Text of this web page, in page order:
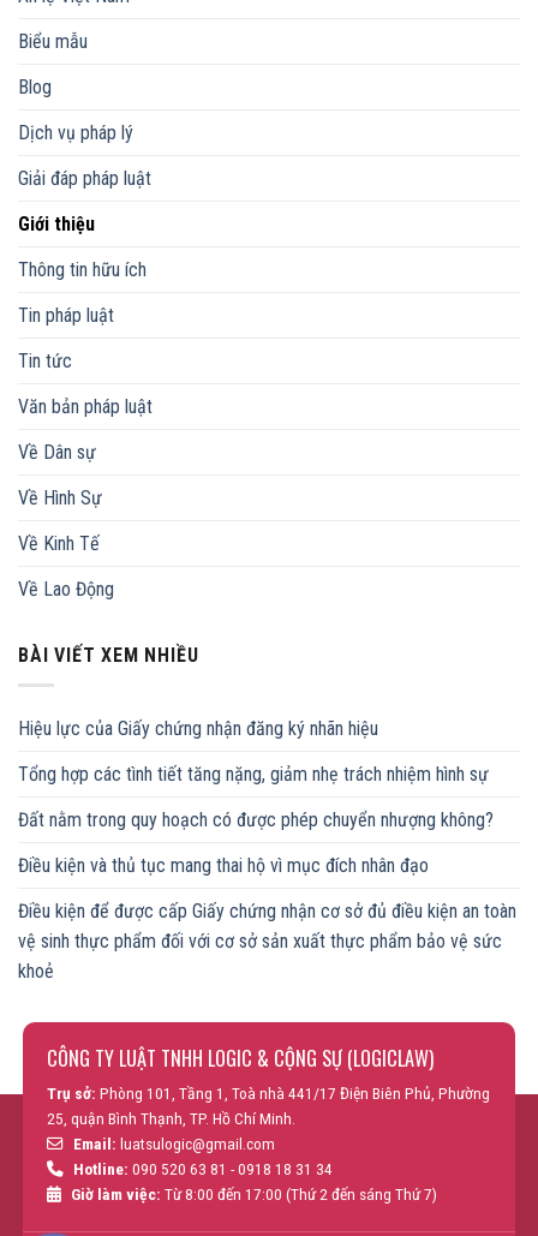
Biểu mẫu
Blog
Dịch vụ pháp lý
Giải đáp pháp luật
Giới thiệu
Thông tin hữu ích
Tin pháp luật
Tin tức
Văn bản pháp luật
Về Dân sự
Về Hình Sự
Về Kinh Tế
Về Lao Động
BÀI VIẾT XEM NHIỀU
Hiệu lực của Giấy chứng nhận đăng ký nhãn hiệu
Tổng hợp các tình tiết tăng nặng, giảm nhẹ trách nhiệm hình sự
Đất nằm trong quy hoạch có được phép chuyển nhượng không?
Điều kiện và thủ tục mang thai hộ vì mục đích nhân đạo
Điều kiện để được cấp Giấy chứng nhận cơ sở đủ điều kiện an toàn
vệ sinh thực phẩm đối với cơ sở sản xuất thực phẩm bảo vệ sức
khoẻ
CÔNG TY LUẬT TNHH LOGIC & CỘNG SỰ (LOGICLAW)
Trụ sở: Phòng 101, Tầng 1, Toà nhà 441/17 Điện Biên Phủ, Phường
25, quận Bình Thạnh, TP. Hồ Chí Minh.
Email: luatsulogic@gmail.com
Hotline: 090 520 63 81 - 0918 18 31 34
Giờ làm việc: Từ 8:00 đến 17:00 (Thứ 2 đến sáng Thứ 7)